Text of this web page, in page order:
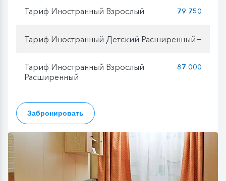
Тариф Иностранный Взрослый 79 750
Тариф Иностранный Детский Расширенный —
Тариф Иностранный Взрослый
Расширенный
87 000
Забронировать